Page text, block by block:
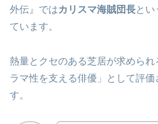
外伝』ではカリスマ海賊団長と
ています。
熱量とクセのある芝居が求めら
ラマ性を支える俳優」として評
す。